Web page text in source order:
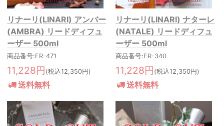
リナーリ(LINARI) アンバー
(AMBRA) リードディフュ
ーザー 500ml
商品番号:FR-471
11,228円 (税込12,350円)
送料無料
リナーリ(LINARI) ナターレ
(NATALE) リードディフュ
ーザー 500ml
商品番号:FR-340
11,228円 (税込12,350円)
送料無料